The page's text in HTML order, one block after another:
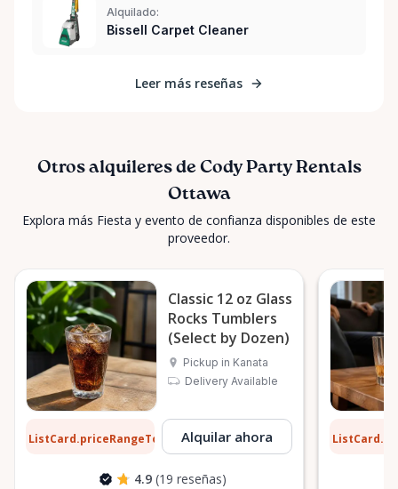
Alquilado:
Bissell Carpet Cleaner
Leer más reseñas
Otros alquileres de Cody Party Rentals
Ottawa
Explora más Fiesta y evento de confianza disponibles de este
proveedor.
Classic 12 oz Glass
Rocks Tumblers
(Select by Dozen)
Pickup in Kanata
Delivery Available
ListCard.priceRangeTo por díaAlquilar ahora
4.9 (19 reseñas)